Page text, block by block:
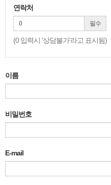
연락처
필수
(0 입력시 '상담불가'라고 표시됨)
이름
비밀번호
E-mail